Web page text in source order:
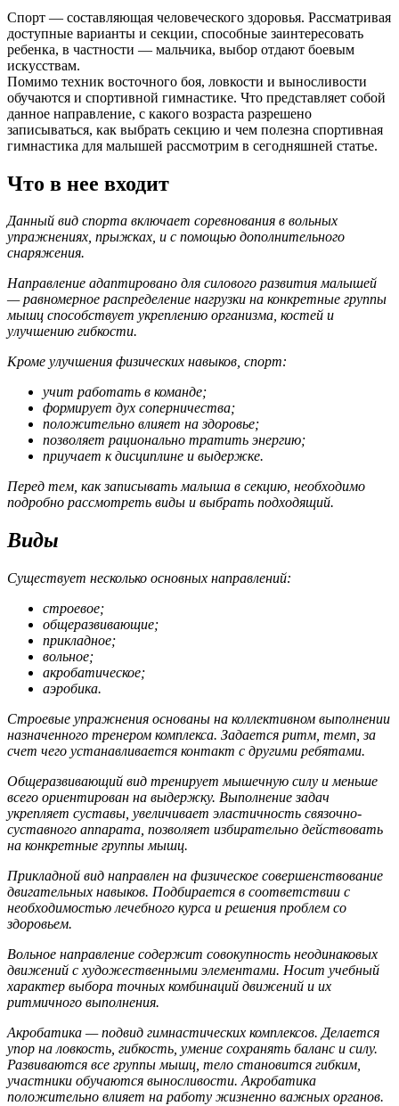
Спорт — составляющая человеческого здоровья. Рассматривая
доступные варианты и секции, способные заинтересовать
ребенка, в частности — мальчика, выбор отдают боевым
искусствам.
Помимо техник восточного боя, ловкости и выносливости
обучаются и спортивной гимнастике. Что представляет собой
данное направление, с какого возраста разрешено
записываться, как выбрать секцию и чем полезна спортивная
гимнастика для малышей рассмотрим в сегодняшней статье.
Что в нее входит
Данный вид спорта включает соревнования в вольных
упражнениях, прыжках, и с помощью дополнительного
снаряжения.
Направление адаптировано для силового развития малышей
— равномерное распределение нагрузки на конкретные группы
мышц способствует укреплению организма, костей и
улучшению гибкости.
Кроме улучшения физических навыков, спорт:
учит работать в команде;
формирует дух соперничества;
положительно влияет на здоровье;
позволяет рационально тратить энергию;
приучает к дисциплине и выдержке.
Перед тем, как записывать малыша в секцию, необходимо
подробно рассмотреть виды и выбрать подходящий.
Виды
Существует несколько основных направлений:
строевое;
общеразвивающие;
прикладное;
вольное;
акробатическое;
аэробика.
Строевые упражнения основаны на коллективном выполнении
назначенного тренером комплекса. Задается ритм, темп, за
счет чего устанавливается контакт с другими ребятами.
Общеразвивающий вид тренирует мышечную силу и меньше
всего ориентирован на выдержку. Выполнение задач
укрепляет суставы, увеличивает эластичность связочно-
суставного аппарата, позволяет избирательно действовать
на конкретные группы мышц.
Прикладной вид направлен на физическое совершенствование
двигательных навыков. Подбирается в соответствии с
необходимостью лечебного курса и решения проблем со
здоровьем.
Вольное направление содержит совокупность неодинаковых
движений с художественными элементами. Носит учебный
характер выбора точных комбинаций движений и их
ритмичного выполнения.
Акробатика — подвид гимнастических комплексов. Делается
упор на ловкость, гибкость, умение сохранять баланс и силу.
Развиваются все группы мышц, тело становится гибким,
участники обучаются выносливости. Акробатика
положительно влияет на работу жизненно важных органов.